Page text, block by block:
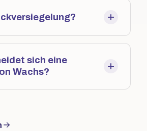
sich eine
Wachs?